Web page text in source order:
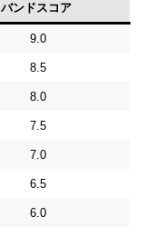
バンドスコア
9.0
8.5
8.0
7.5
7.0
6.5
6.0